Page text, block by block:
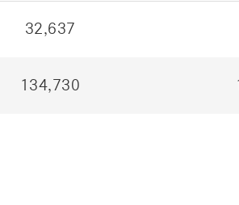
32,637
134,730